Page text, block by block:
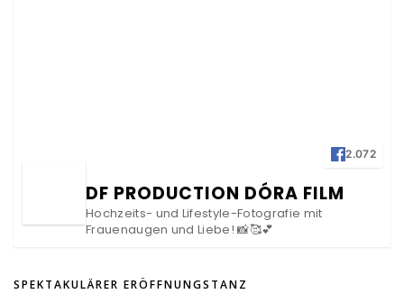
2.072
DF PRODUCTION DÓRA FILM
Hochzeits- und Lifestyle-Fotografie mit
Frauenaugen und Liebe! 📸🥰💕
SPEKTAKULÄRER ERÖFFNUNGSTANZ